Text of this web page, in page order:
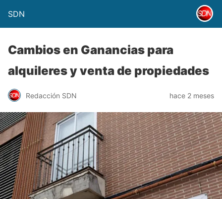
SDN
Cambios en Ganancias para
alquileres y venta de propiedades
Redacción SDN hace 2 meses